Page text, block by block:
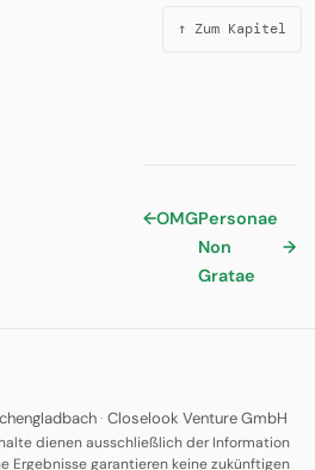
↑ Zum Kapitel
←OMGPersonae
Non
Gratae
→
· Closelook Venture GmbH
dienen ausschließlich der Information
Ergebnisse garantieren keine zukünftigen